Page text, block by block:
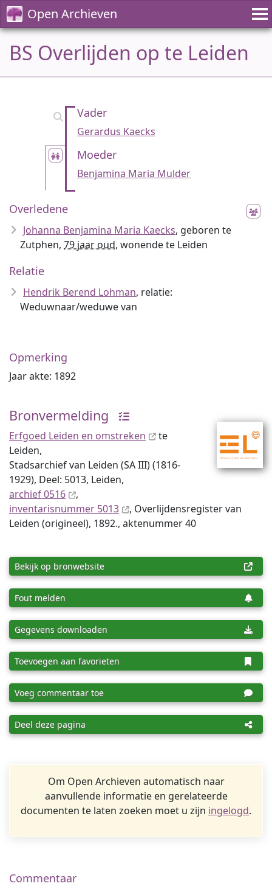
Open Archieven
BS Overlijden op te Leiden
Vader
Gerardus Kaecks
Moeder
Benjamina Maria Mulder
Overledene
Johanna Benjamina Maria Kaecks, geboren te
Zutphen, 79 jaar oud, wonende te Leiden
Relatie
Hendrik Berend Lohman, relatie:
Weduwnaar/weduwe van
Opmerking
Jaar akte: 1892
Bronvermelding
Erfgoed Leiden en omstreken
te
Leiden,
Stadsarchief van Leiden (SA III) (1816-
1929), Deel: 5013, Leiden,
archief 0516
,
inventaris­num­mer 5013
, Overlijdensregister van
Leiden (origineel), 1892., aktenummer 40
Bekijk op bronwebsite
Fout melden
Gegevens downloaden
Toevoegen aan favorieten
Voeg commentaar toe
Deel deze pagina
Om Open Archieven automatisch naar
aanvullende informatie en gerelateerde
documenten te laten zoeken moet u zijn ingelogd.
Commentaar